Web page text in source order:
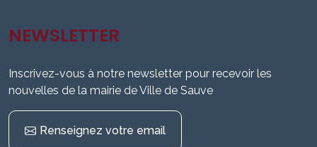
NEWSLETTER
Inscrivez-vous à notre newsletter pour recevoir les
nouvelles de la mairie de Ville de Sauve
Renseignez votre email